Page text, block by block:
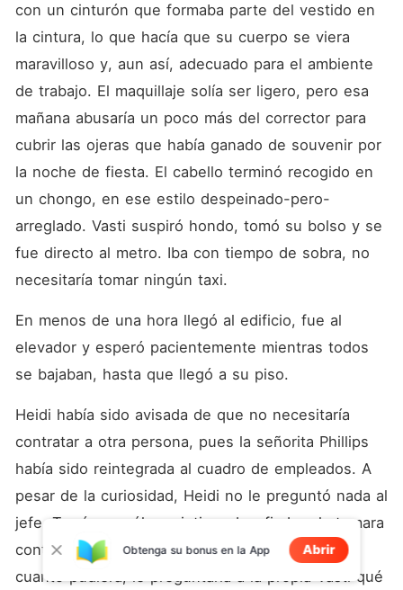
con un cinturón que formaba parte del vestido en
la cintura, lo que hacía que su cuerpo se viera
maravilloso y, aun así, adecuado para el ambiente
de trabajo. El maquillaje solía ser ligero, pero esa
mañana abusaría un poco más del corrector para
cubrir las ojeras que había ganado de souvenir por
la noche de fiesta. El cabello terminó recogido en
un chongo, en ese estilo despeinado-pero-
arreglado. Vasti suspiró hondo, tomó su bolso y se
fue directo al metro. Iba con tiempo de sobra, no
necesitaría tomar ningún taxi.
En menos de una hora llegó al edificio, fue al
elevador y esperó pacientemente mientras todos
se bajaban, hasta que llegó a su piso.
Heidi había sido avisada de que no necesitaría
contratar a otra persona, pues la señorita Phillips
había sido reintegrada al cuadro de empleados. A
pesar de la curiosidad, Heidi no le preguntó nada al
jefe. Temía que él se sintiera desafiado y la tomara
contra la pobre chica. No, Heidi decidió que, en
cuanto pudiera, le preguntaría a la propia Vasti qué
Obtenga su bonus en la App Abrir